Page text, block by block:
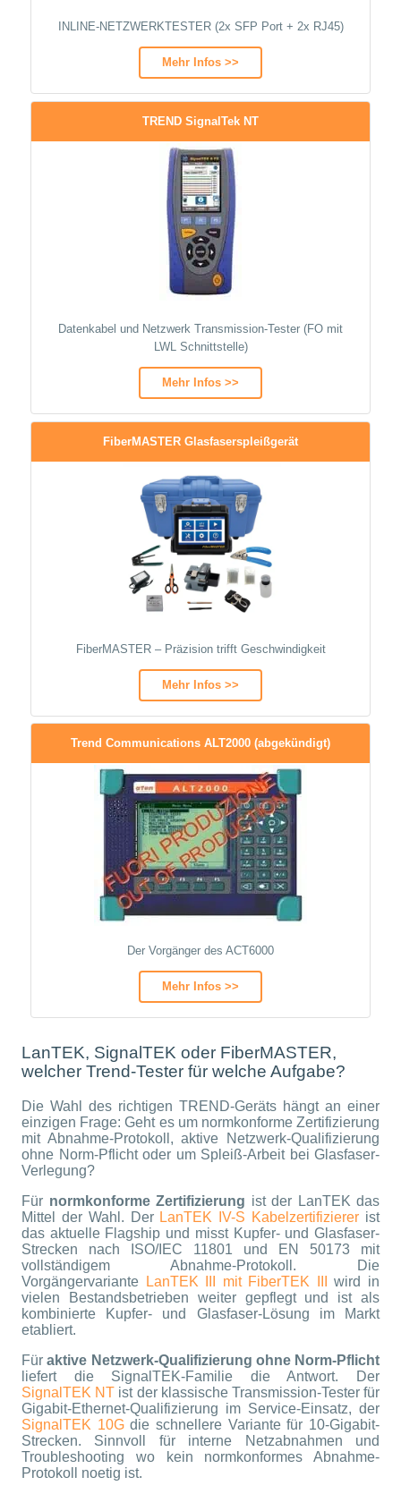
INLINE-NETZWERKTESTER (2x SFP Port + 2x RJ45)
Mehr Infos >>
TREND SignalTek NT
Datenkabel und Netzwerk Transmission-Tester (FO mit
LWL Schnittstelle)
Mehr Infos >>
FiberMASTER Glasfaserspleißgerät
FiberMASTER – Präzision trifft Geschwindigkeit
Mehr Infos >>
Trend Communications ALT2000 (abgekündigt)
Der Vorgänger des ACT6000
Mehr Infos >>
LanTEK, SignalTEK oder FiberMASTER,
welcher Trend-Tester für welche Aufgabe?
Die Wahl des richtigen TREND-Geräts hängt an einer
einzigen Frage: Geht es um normkonforme Zertifizierung
mit Abnahme-Protokoll, aktive Netzwerk-Qualifizierung
ohne Norm-Pflicht oder um Spleiß-Arbeit bei Glasfaser-
Verlegung?
Für normkonforme Zertifizierung ist der LanTEK das
Mittel der Wahl. Der LanTEK IV-S Kabelzertifizierer ist
das aktuelle Flagship und misst Kupfer- und Glasfaser-
Strecken nach ISO/IEC 11801 und EN 50173 mit
vollständigem Abnahme-Protokoll. Die
Vorgängervariante
LanTEK III mit FiberTEK III
wird in
vielen Bestandsbetrieben weiter gepflegt und ist als
kombinierte Kupfer- und Glasfaser-Lösung im Markt
etabliert.
Füraktive Netzwerk-Qualifizierung ohne Norm-Pflicht
liefert die SignalTEK-Familie die Antwort. Der
SignalTEK NT ist der klassische Transmission-Tester für
Gigabit-Ethernet-Qualifizierung im Service-Einsatz, der
SignalTEK 10Gdie schnellere Variante für 10-Gigabit-
Strecken. Sinnvoll für interne Netzabnahmen und
Troubleshooting wo kein normkonformes Abnahme-
Protokoll noetig ist.